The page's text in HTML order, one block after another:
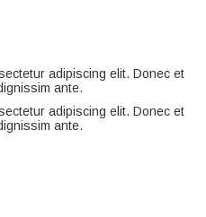
adipiscing elit. Donec et
ante.
adipiscing elit. Donec et
ante.